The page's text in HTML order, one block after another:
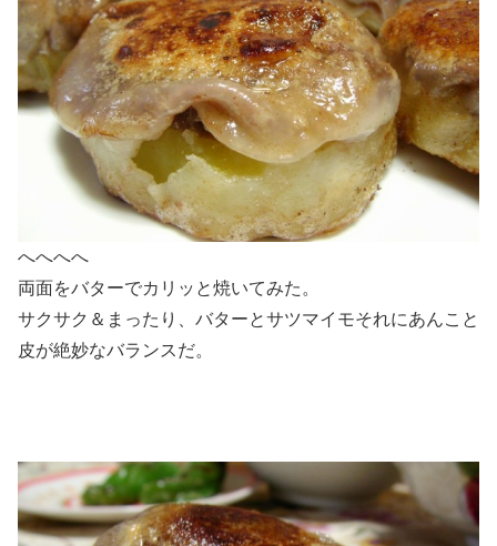
へへへへ
両面をバターでカリッと焼いてみた。
サクサク＆まったり、バターとサツマイモそれにあんこと
皮が絶妙なバランスだ。